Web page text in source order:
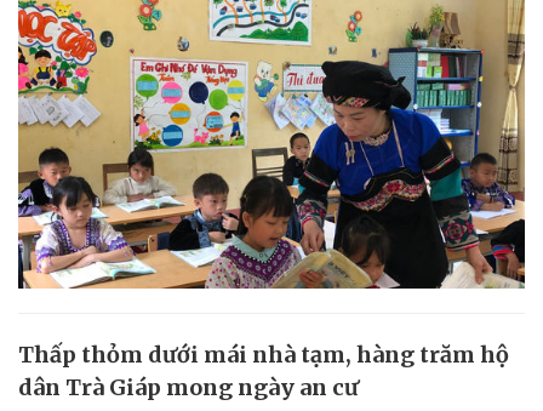
Thấp thỏm dưới mái nhà tạm, hàng trăm hộ
dân Trà Giáp mong ngày an cư